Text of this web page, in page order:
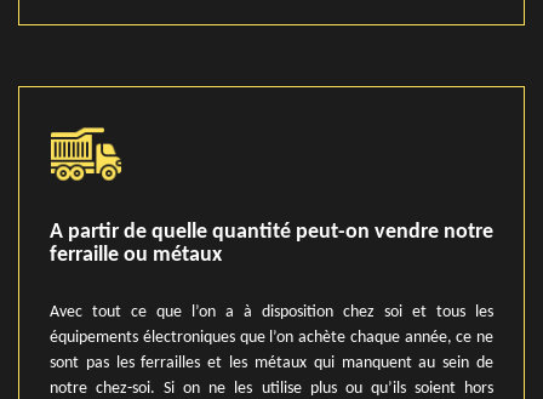
A partir de quelle quantité peut-on vendre notre
ferraille ou métaux
Avec tout ce que l’on a à disposition chez soi et tous les
équipements électroniques que l’on achète chaque année, ce ne
sont pas les ferrailles et les métaux qui manquent au sein de
notre chez-soi. Si on ne les utilise plus ou qu’ils soient hors